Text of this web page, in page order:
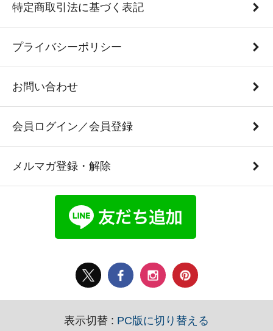
特定商取引法に基づく表記
プライバシーポリシー
お問い合わせ
会員ログイン／会員登録
メルマガ登録・解除
表示切替 : PC版に切り替える